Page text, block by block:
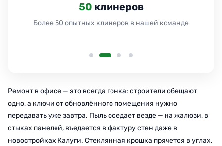
50 клинеров
Более 50 опытных клинеров в нашей команде
Ремонт в офисе — это всегда гонка: строители обещают
одно, а ключи от обновлённого помещения нужно
передавать уже завтра. Пыль оседает везде — на жалюзи, в
стыках панелей, въедается в фактуру стен даже в
новостройках Калуги. Стеклянная крошка прячется в углах,